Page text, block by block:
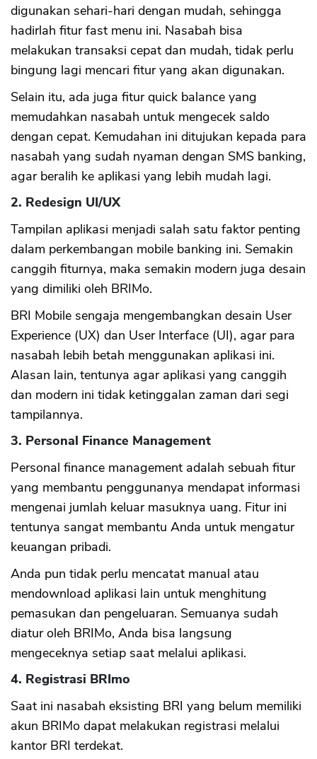
digunakan sehari-hari dengan mudah, sehingga
hadirlah fitur fast menu ini. Nasabah bisa
melakukan transaksi cepat dan mudah, tidak perlu
bingung lagi mencari fitur yang akan digunakan.
Selain itu, ada juga fitur quick balance yang
memudahkan nasabah untuk mengecek saldo
dengan cepat. Kemudahan ini ditujukan kepada para
nasabah yang sudah nyaman dengan SMS banking,
agar beralih ke aplikasi yang lebih mudah lagi.
2. Redesign UI/UX
Tampilan aplikasi menjadi salah satu faktor penting
dalam perkembangan mobile banking ini. Semakin
canggih fiturnya, maka semakin modern juga desain
yang dimiliki oleh BRIMo.
BRI Mobile sengaja mengembangkan desain User
Experience (UX) dan User Interface (UI), agar para
nasabah lebih betah menggunakan aplikasi ini.
Alasan lain, tentunya agar aplikasi yang canggih
dan modern ini tidak ketinggalan zaman dari segi
tampilannya.
3. Personal Finance Management
Personal finance management adalah sebuah fitur
yang membantu penggunanya mendapat informasi
mengenai jumlah keluar masuknya uang. Fitur ini
tentunya sangat membantu Anda untuk mengatur
keuangan pribadi.
Anda pun tidak perlu mencatat manual atau
mendownload aplikasi lain untuk menghitung
pemasukan dan pengeluaran. Semuanya sudah
diatur oleh BRIMo, Anda bisa langsung
mengeceknya setiap saat melalui aplikasi.
4. Registrasi BRImo
Saat ini nasabah eksisting BRI yang belum memiliki
akun BRIMo dapat melakukan registrasi melalui
kantor BRI terdekat.